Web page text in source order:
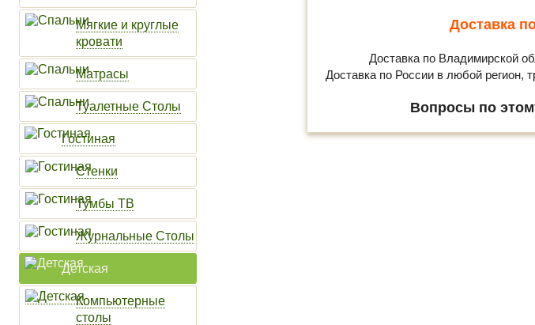
Мягкие и круглые
кровати
Матрасы
Туалетные Столы
Гостиная
Стенки
Тумбы ТВ
Журнальные Столы
Детская
Компьютерные
столы
Доставка
Доставка по Владимирской
Доставка по России в любой регион,
Вопросы по